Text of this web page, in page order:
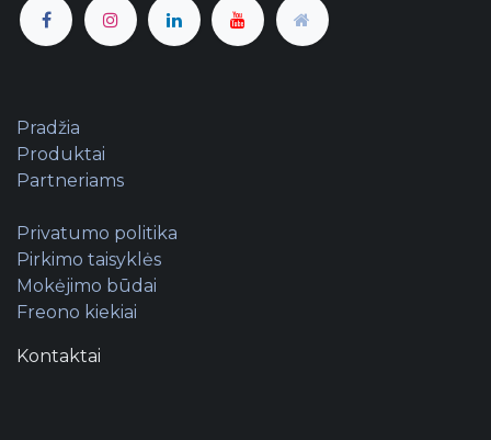
Pradžia
Produktai
Partneriams
Privatumo politika
Pirkimo taisyklės
Mokėjimo būdai
Freono kiekiai
Kontaktai